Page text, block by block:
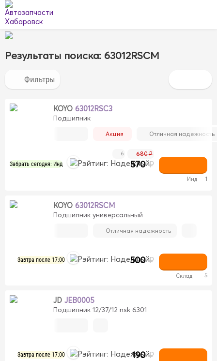
Результаты поиска: 63012RSCM
KOYO 63012RSC3
Подшипник
Акция Отличная надежность
Забрать сегодня: Инд
6 680 ₽
570 ₽
Инд 1
KOYO 63012RSCM
Подшипник универсальный
Отличная надежность
Завтра после 17:00 500 ₽
Склад 5
JD JEB0005
Подшипник 12/37/12 nsk 6301
Завтра после 17:00 190 ₽